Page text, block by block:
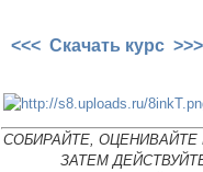
<<< Скачать курс >>>
СОБИРАЙТЕ, ОЦЕНИВАЙТЕ
ЗАТЕМ